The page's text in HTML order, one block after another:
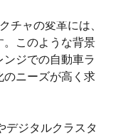
チャの変革には、
このような背景
ジでの自動車ラ
ニーズが高く求
デジタルクラスタ